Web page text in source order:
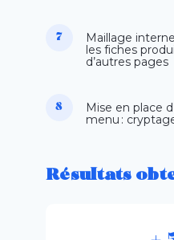
Maillage
les fiches
d’autres pages
Mise en place
menu :
Résultats